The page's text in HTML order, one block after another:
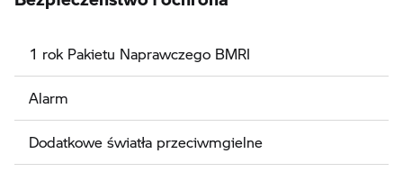
1 rok Pakietu Naprawczego BMRI
Alarm
Dodatkowe światła przeciwmgielne